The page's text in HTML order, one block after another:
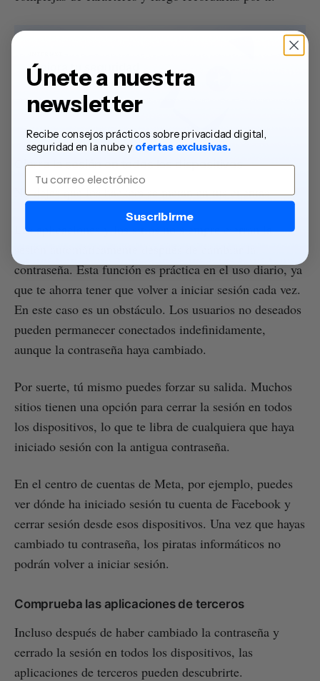
Cierra la sesión en todos los dispositivos
No dejes que los hackers se metan en tus cuentas.
Las aplicaciones y los sitios no siempre cierran la
contraseña. Esta función es práctica en el uso diario, ya
que te ahorra tener que volver a iniciar sesión cada vez.
En este caso es un obstáculo. Los usuarios no deseados
pueden permanecer conectados indefinidamente,
aunque la contraseña haya cambiado.
Por suerte, tú mismo puedes forzar su salida. Muchos
sitios tienen una opción para cerrar la sesión en todos
los dispositivos, lo que te libra de cualquiera que haya
iniciado sesión con la antigua contraseña.
En el centro de cuentas de Meta, por ejemplo, puedes
ver dónde ha iniciado sesión tu cuenta de Facebook y
cerrar sesión desde esos dispositivos. Una vez que hayas
cambiado tu contraseña, los piratas informáticos no
podrán volver a iniciar sesión.
Comprueba las aplicaciones de terceros
Incluso después de haber cambiado la contraseña y
cerrado la sesión en todos los dispositivos, las
aplicaciones de terceros pueden descubrirte.
Únete a nuestra
newsletter
Recibe consejos prácticos sobre privacidad digital,
seguridad en la nube y ofertas exclusivas.
Email
Suscribirme